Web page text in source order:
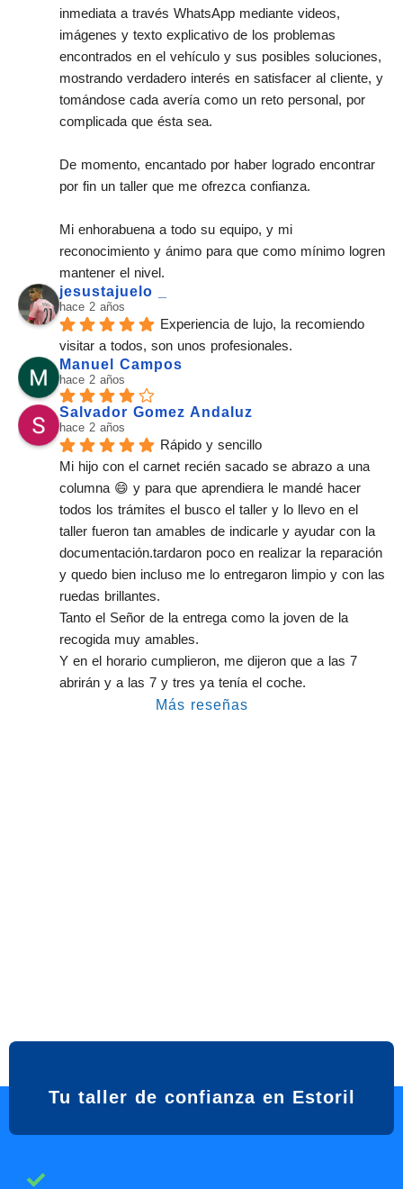
inmediata a través WhatsApp mediante videos,
imágenes y texto explicativo de los problemas
encontrados en el vehículo y sus posibles soluciones,
mostrando verdadero interés en satisfacer al cliente, y
tomándose cada avería como un reto personal, por
complicada que ésta sea.
De momento, encantado por haber logrado encontrar
por fin un taller que me ofrezca confianza.
Mi enhorabuena a todo su equipo, y mi
reconocimiento y ánimo para que como mínimo logren
mantener el nivel.
jesustajuelo _
hace 2 años
Experiencia de lujo, la recomiendo
visitar a todos, son unos profesionales.
Manuel Campos
hace 2 años
Salvador Gomez Andaluz
hace 2 años
Rápido y sencillo
Mi hijo con el carnet recién sacado se abrazo a una
columna 😄 y para que aprendiera le mandé hacer
todos los trámites el busco el taller y lo llevo en el
taller fueron tan amables de indicarle y ayudar con la
documentación.tardaron poco en realizar la reparación
y quedo bien incluso me lo entregaron limpio y con las
ruedas brillantes.
Tanto el Señor de la entrega como la joven de la
recogida muy amables.
Y en el horario cumplieron, me dijeron que a las 7
abrirán y a las 7 y tres ya tenía el coche.
Más reseñas
Tu taller de confianza en Estoril